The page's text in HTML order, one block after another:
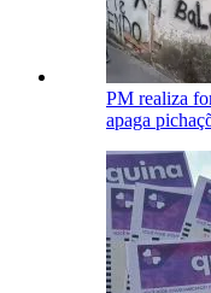
PM realiza
apaga